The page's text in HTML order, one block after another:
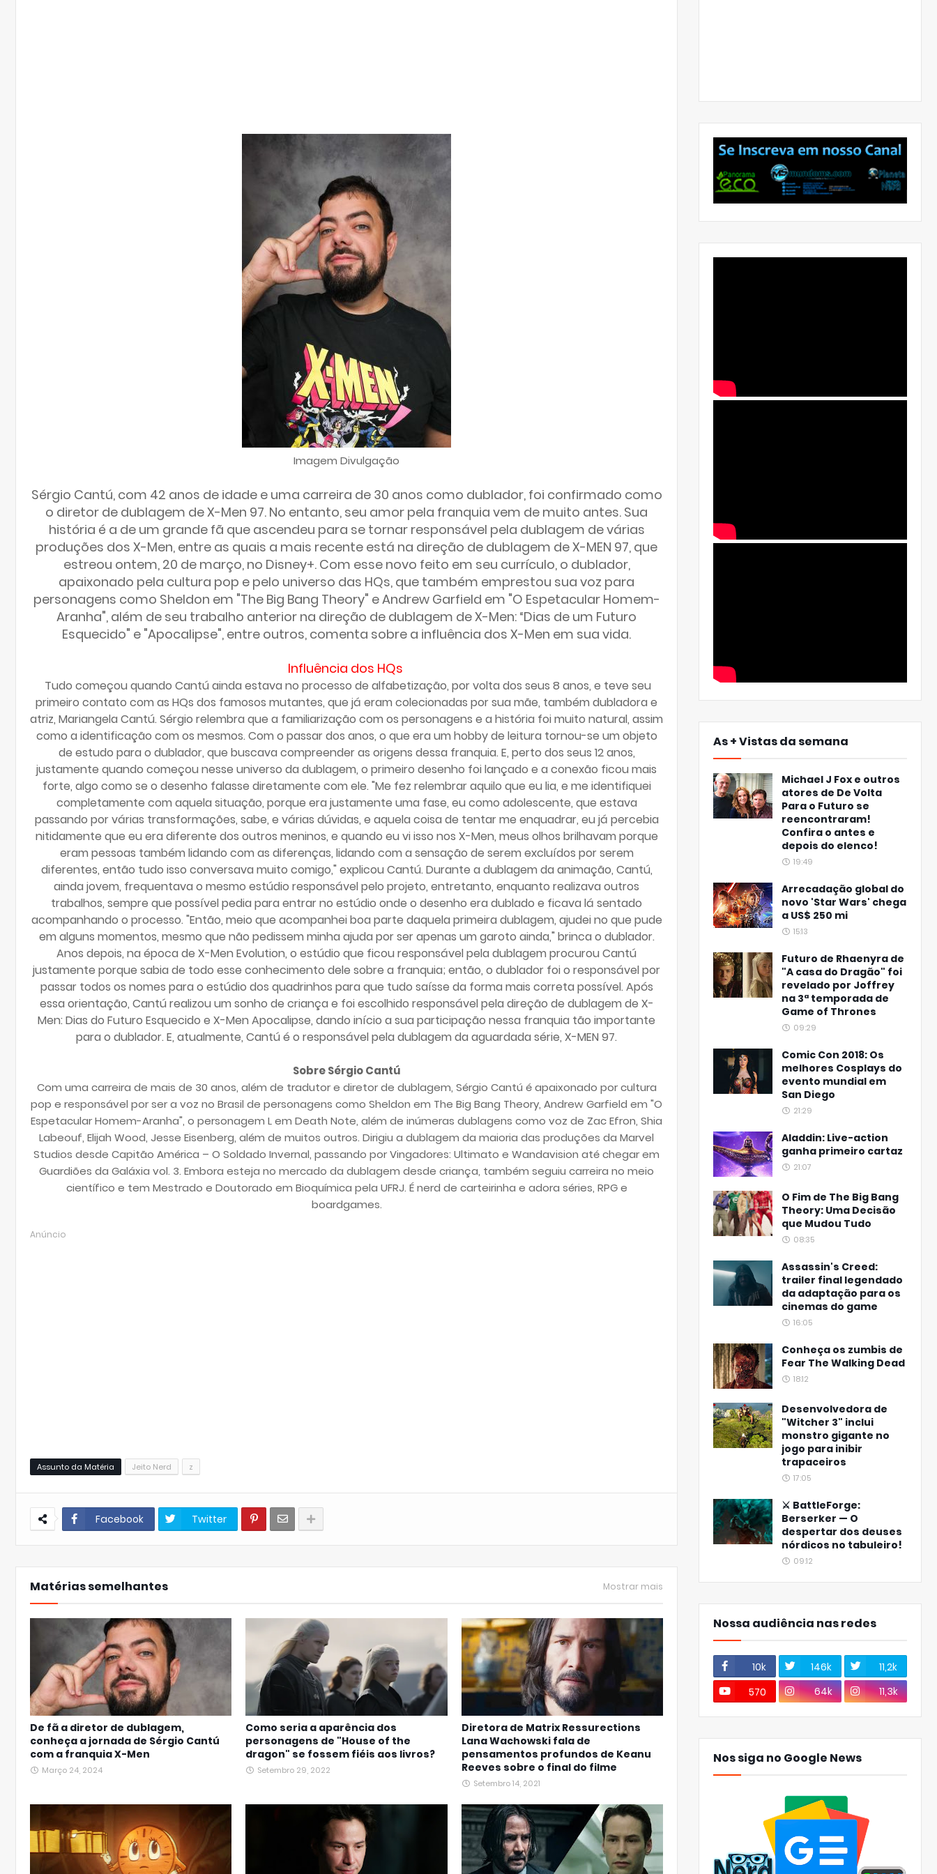
Imagem Divulgação
Sérgio Cantú, com 42 anos de idade e uma carreira de 30 anos como dublador, foi confirmado como
o diretor de dublagem de X-Men 97. No entanto, seu amor pela franquia vem de muito antes. Sua
história é a de um grande fã que ascendeu para se tornar responsável pela dublagem de várias
produções dos X-Men, entre as quais a mais recente está na direção de dublagem de X-MEN 97, que
estreou ontem, 20 de março, no Disney+. Com esse novo feito em seu currículo, o dublador,
apaixonado pela cultura pop e pelo universo das HQs, que também emprestou sua voz para
personagens como Sheldon em "The Big Bang Theory" e Andrew Garfield em "O Espetacular Homem-
Aranha", além de seu trabalho anterior na direção de dublagem de X-Men: “Dias de um Futuro
Esquecido" e "Apocalipse", entre outros, comenta sobre a influência dos X-Men em sua vida.
Influência dos HQs
Tudo começou quando Cantú ainda estava no processo de alfabetização, por volta dos seus 8 anos, e teve seu
primeiro contato com as HQs dos famosos mutantes, que já eram colecionadas por sua mãe, também dubladora e
atriz, Mariangela Cantú. Sérgio relembra que a familiarização com os personagens e a história foi muito natural, assim
como a identificação com os mesmos. Com o passar dos anos, o que era um hobby de leitura tornou-se um objeto
de estudo para o dublador, que buscava compreender as origens dessa franquia. E, perto dos seus 12 anos,
justamente quando começou nesse universo da dublagem, o primeiro desenho foi lançado e a conexão ficou mais
forte, algo como se o desenho falasse diretamente com ele. "Me fez relembrar aquilo que eu lia, e me identifiquei
completamente com aquela situação, porque era justamente uma fase, eu como adolescente, que estava
passando por várias transformações, sabe, e várias dúvidas, e aquela coisa de tentar me enquadrar, eu já percebia
nitidamente que eu era diferente dos outros meninos, e quando eu vi isso nos X-Men, meus olhos brilhavam porque
eram pessoas também lidando com as diferenças, lidando com a sensação de serem excluídos por serem
diferentes, então tudo isso conversava muito comigo," explicou Cantú. Durante a dublagem da animação, Cantú,
ainda jovem, frequentava o mesmo estúdio responsável pelo projeto, entretanto, enquanto realizava outros
trabalhos, sempre que possível pedia para entrar no estúdio onde o desenho era dublado e ficava lá sentado
acompanhando o processo. "Então, meio que acompanhei boa parte daquela primeira dublagem, ajudei no que pude
em alguns momentos, mesmo que não pedissem minha ajuda por ser apenas um garoto ainda," brinca o dublador.
Anos depois, na época de X-Men Evolution, o estúdio que ficou responsável pela dublagem procurou Cantú
justamente porque sabia de todo esse conhecimento dele sobre a franquia; então, o dublador foi o responsável por
passar todos os nomes para o estúdio dos quadrinhos para que tudo saísse da forma mais correta possível. Após
essa orientação, Cantú realizou um sonho de criança e foi escolhido responsável pela direção de dublagem de X-
Men: Dias do Futuro Esquecido e X-Men Apocalipse, dando início a sua participação nessa franquia tão importante
para o dublador. E, atualmente, Cantú é o responsável pela dublagem da aguardada série, X-MEN 97.
Sobre Sérgio Cantú
Com uma carreira de mais de 30 anos, além de tradutor e diretor de dublagem, Sérgio Cantú é apaixonado por cultura
pop e responsável por ser a voz no Brasil de personagens como Sheldon em The Big Bang Theory, Andrew Garfield em "O
Espetacular Homem-Aranha", o personagem L em Death Note, além de inúmeras dublagens como voz de Zac Efron, Shia
Labeouf, Elijah Wood, Jesse Eisenberg, além de muitos outros. Dirigiu a dublagem da maioria das produções da Marvel
Studios desde Capitão América – O Soldado Invernal, passando por Vingadores: Ultimato e Wandavision até chegar em
Guardiões da Galáxia vol. 3. Embora esteja no mercado da dublagem desde criança, também seguiu carreira no meio
científico e tem Mestrado e Doutorado em Bioquímica pela UFRJ. É nerd de carteirinha e adora séries, RPG e
boardgames.
Anúncio
Assunto da Matéria Jeito Nerd z
Facebook Twitter
Matérias semelhantes Mostrar mais
De fã a diretor de dublagem,
conheça a jornada de Sérgio Cantú
com a franquia X-Men
Março 24, 2024
Como seria a aparência dos
personagens de "House of the
dragon" se fossem fiéis aos livros?
Setembro 29, 2022
Diretora de Matrix Ressurections
Lana Wachowski fala de
pensamentos profundos de Keanu
Reeves sobre o final do filme
Setembro 14, 2021
As + Vistas da semana
Michael J Fox e outros
atores de De Volta
Para o Futuro se
reencontraram!
Confira o antes e
depois do elenco!
19:49
Arrecadação global do
novo 'Star Wars' chega
a US$ 250 mi
15:13
Futuro de Rhaenyra de
"A casa do Dragão" foi
revelado por Joffrey
na 3ª temporada de
Game of Thrones
09:29
Comic Con 2018: Os
melhores Cosplays do
evento mundial em
San Diego
21:29
Aladdin: Live-action
ganha primeiro cartaz
21:07
O Fim de The Big Bang
Theory: Uma Decisão
que Mudou Tudo
08:35
Assassin's Creed:
trailer final legendado
da adaptação para os
cinemas do game
16:05
Conheça os zumbis de
Fear The Walking Dead
18:12
Desenvolvedora de
"Witcher 3" inclui
monstro gigante no
jogo para inibir
trapaceiros
17:05
⚔️ BattleForge:
Berserker — O
despertar dos deuses
nórdicos no tabuleiro!
09:12
Nossa audiência nas redes
10k 146k
11,2k
570
64k 11,3k
Nos siga no Google News